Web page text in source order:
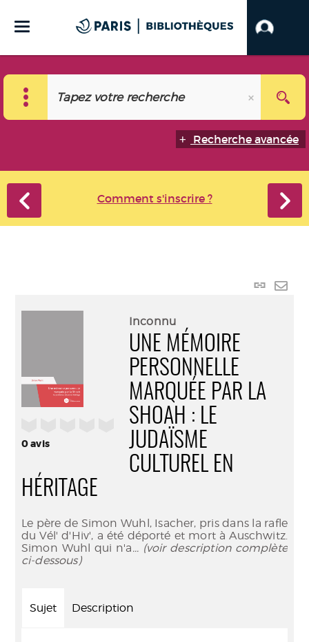
Recherche avancée
Comment s'inscrire ?
Lien
0avis
Inconnu
UNE MÉMOIRE
PERSONNELLE
MARQUÉE PAR LA
SHOAH : LE
JUDAÏSME
CULTUREL EN
HÉRITAGE
Le père de Simon Wuhl, Isacher, pris dans la rafle
du Vél' d'Hiv', a été déporté et mort à Auschwitz.
Simon Wuhl qui n'a... (voir description complète
ci-dessous)
Sujet Description